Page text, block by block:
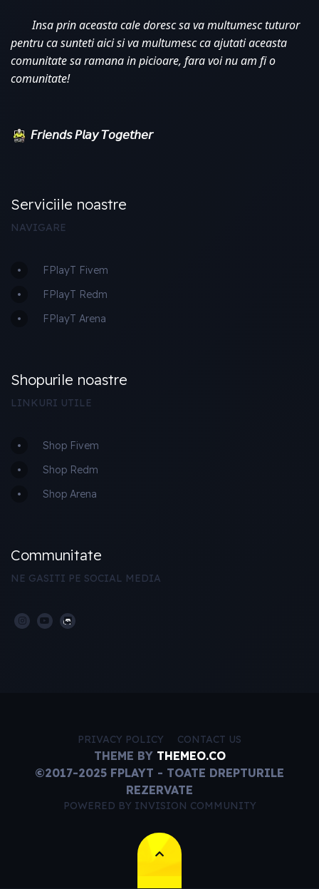
Insa prin aceasta cale doresc sa va multumesc tuturor
pentru ca sunteti aici si va multumesc ca ajutati aceasta
comunitate sa ramana in picioare, fara voi nu am fi o
comunitate!
𝘍𝘳𝘪𝘦𝘯𝘥𝘴 𝘗𝘭𝘢𝘺 𝘛𝘰𝘨𝘦𝘵𝘩𝘦𝘳
Serviciile noastre
NAVIGARE
FPlayT Fivem
FPlayT Redm
FPlayT Arena
Shopurile noastre
LINKURI UTILE
Shop Fivem
Shop Redm
Shop Arena
Communitate
NE GASITI PE SOCIAL MEDIA
PRIVACY POLICY CONTACT US
THEME BY THEMEO.CO
©2017-2025 FPLAYT - TOATE DREPTURILE
REZERVATE
POWERED BY INVISION COMMUNITY